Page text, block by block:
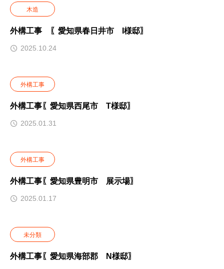
木造
外構工事 〖愛知県春日井市 I様邸〗
2025.10.24
外構工事
外構工事〖愛知県西尾市 T様邸〗
2025.01.31
外構工事
外構工事〖愛知県豊明市 展示場〗
2025.01.17
未分類
外構工事〖愛知県海部郡 N様邸〗